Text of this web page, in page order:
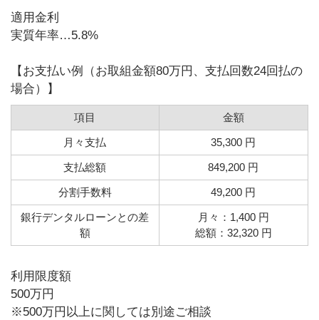
適用金利
実質年率…5.8%
【お支払い例（お取組金額80万円、支払回数24回払の
場合）】
項目 金額
月々支払 35,300 円
支払総額 849,200 円
分割手数料 49,200 円
銀行デンタルローンとの差
額
月々：1,400 円
総額：32,320 円
利用限度額
500万円
※500万円以上に関しては別途ご相談